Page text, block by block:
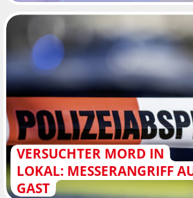
VERSUCHTER MORD IN
LOKAL: MESSERANGRIFF
GAST